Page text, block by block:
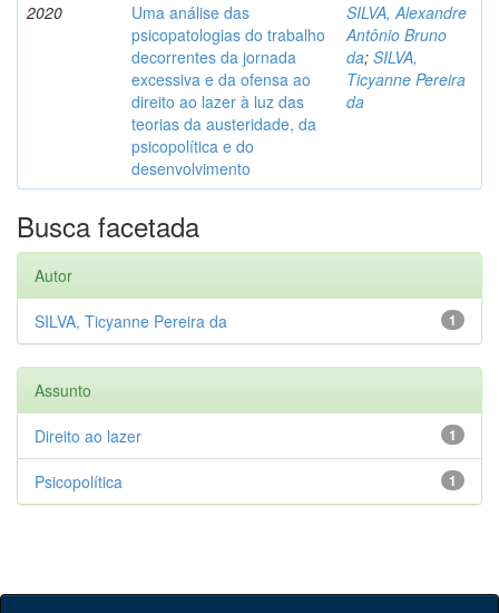
2020
Uma análise das
psicopatologias do trabalho
decorrentes da jornada
excessiva e da ofensa ao
direito ao lazer à luz das
teorias da austeridade, da
psicopolítica e do
desenvolvimento
SILVA, Alexandre
Antônio Bruno
da; SILVA,
Ticyanne Pereira
da
Busca facetada
Autor
1
SILVA, Ticyanne Pereira da
Assunto
1
Direito ao lazer
1
Psicopolítica